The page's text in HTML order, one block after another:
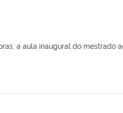
a aula inaugural do mestrado